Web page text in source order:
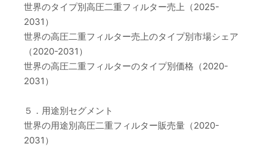
世界のタイプ別高圧二重フィルター売上（2025-
2031）
世界の高圧二重フィルター売上のタイプ別市場シェア
（2020-2031）
世界の高圧二重フィルターのタイプ別価格（2020-
2031）
５．用途別セグメント
世界の用途別高圧二重フィルター販売量（2020-
2031）